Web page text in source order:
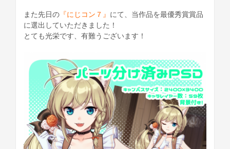
また先日の 『にじコン７』 にて、当作品を最優秀賞賞品
に選出していただきました！
とても光栄です、有難うございます！